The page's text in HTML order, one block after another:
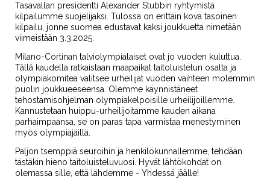
Tasavallan presidentti Alexander Stubbin ryhtymistä
kilpailumme suojelijaksi. Tulossa on erittäin kova tasoinen
kilpailu, jonne suomea edustavat kaksi joukkuetta nimetään
viimeistään 3.3.2025.
Milano-Cortinan talviolympialaiset ovat jo vuoden kuluttua.
Tällä kaudella ratkaistaan maapaikat taitoluistelun osalta ja
olympiakomitea valitsee urheilijat vuoden vaihteen molemmin
puolin joukkueeseensa. Olemme käynnistäneet
tehostamisohjelman olympiakelpoisille urheilijoillemme.
Kannustetaan huippu-urheilijoitamme kauden aikana
parhaimpaansa, se on paras tapa varmistaa menestyminen
myös olympiajäillä.
Paljon tsemppiä seuroihin ja henkilökunnallemme, tehdään
tästäkin hieno taitoluisteluvuosi. Hyvät lähtökohdat on
olemassa sille, että lähdemme - Yhdessä jäälle!